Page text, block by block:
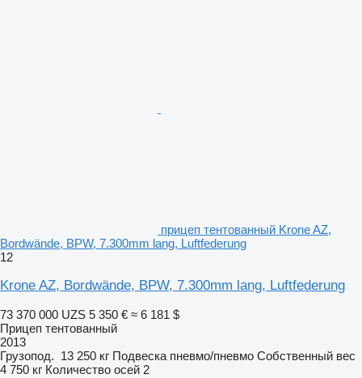
прицеп тентованный Krone AZ,
Bordwände, BPW, 7.300mm lang, Luftfederung
12
Krone AZ, Bordwände, BPW, 7.300mm lang, Luftfederung
73 370 000 UZS 5 350 € ≈ 6 181 $
Прицеп тентованный
2013
Грузопод. 13 250 кг Подвеска пневмо/пневмо Собственный вес
4 750 кг Количество осей 2